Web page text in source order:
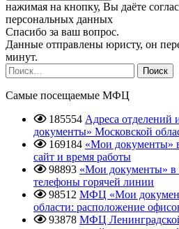
нажимая на кнопку, Вы даёте
персональных данных
Спасибо за ваш вопрос.
Данные отправлены юристу, он
минут.
Найти:
Самые посещаемые МФЦ
185554 Адреса
документы» Московской
169184 «Мои документы»
сайт и время работы
98893 «Мои документы» в
телефоны горячей линии
98512 МФЦ «Мои
области: расположение
93878 МФЦ